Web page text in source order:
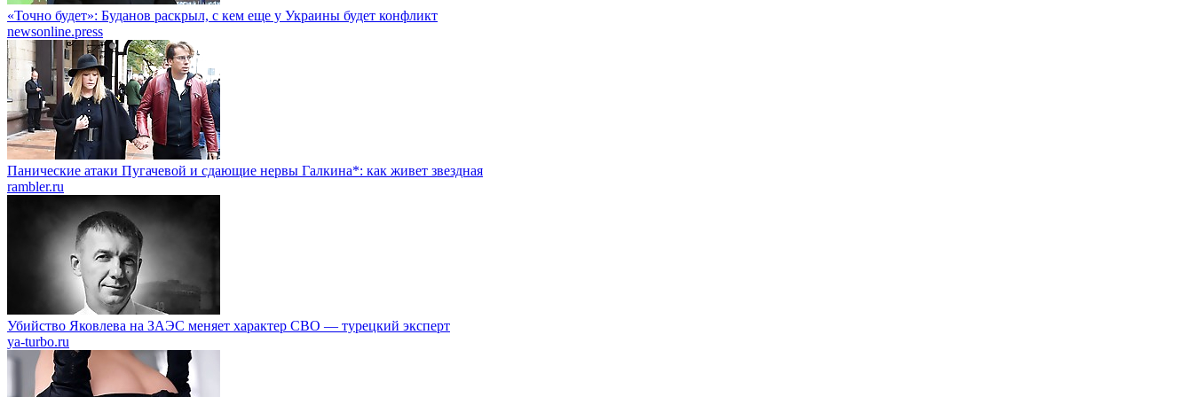
«Точно будет»: Буданов раскрыл, с кем еще у Украины будет конфликт
newsonline.press
Панические атаки Пугачевой и сдающие нервы Галкина*: как живет звездная
rambler.ru
Убийство Яковлева на ЗАЭС меняет характер СВО — турецкий эксперт
ya-turbo.ru